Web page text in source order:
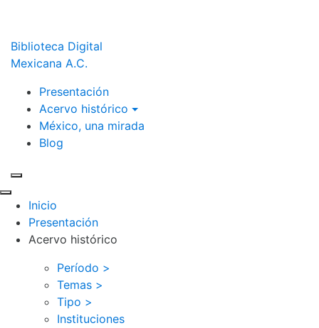
Biblioteca Digital
Mexicana A.C.
Presentación
Acervo histórico
México, una mirada
Blog
Inicio
Presentación
Acervo histórico
Período >
Temas >
Tipo >
Instituciones